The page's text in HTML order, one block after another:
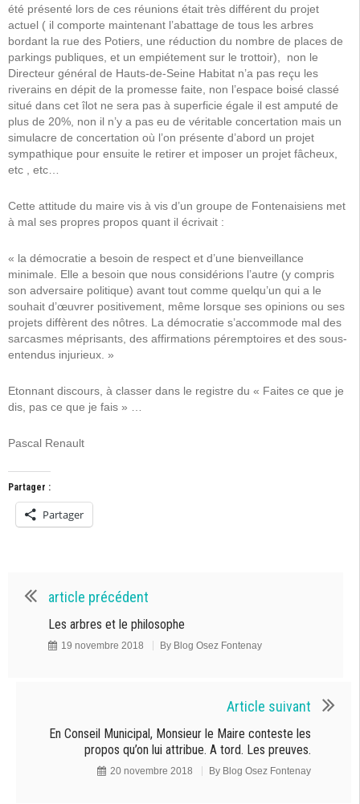
été présenté lors de ces réunions était très différent du projet
actuel ( il comporte maintenant l’abattage de tous les arbres
bordant la rue des Potiers, une réduction du nombre de places de
parkings publiques, et un empiétement sur le trottoir),
non le
Directeur général de Hauts-de-Seine Habitat n’a pas reçu les
riverains en dépit de la promesse faite, non l’espace boisé classé
situé dans cet îlot ne sera pas à superficie égale il est amputé de
plus de 20%, non il n’y a pas eu de véritable concertation mais un
simulacre de concertation où l’on présente d’abord un projet
sympathique pour ensuite le retirer et imposer un projet fâcheux,
etc , etc…
Cette attitude du maire vis à vis d’un groupe de Fontenaisiens met
à mal ses propres propos quant il écrivait :
« la démocratie a besoin de respect et d’une bienveillance
minimale. Elle a besoin que nous considérions l’autre (y compris
son adversaire politique) avant tout comme quelqu’un qui a le
souhait d’œuvrer positivement, même lorsque ses opinions ou ses
projets diffèrent des nôtres. La démocratie s’accommode mal des
sarcasmes méprisants, des affirmations péremptoires et des sous-
entendus injurieux. »
Etonnant discours, à classer dans le registre du « Faites ce que je
dis, pas ce que je fais » …
Pascal Renault
Partager :
Partager
article précédent
Les arbres et le philosophe
19 novembre 2018 By Blog Osez Fontenay
Article suivant
En Conseil Municipal, Monsieur le Maire conteste les
propos qu’on lui attribue. A tord. Les preuves.
20 novembre 2018 By Blog Osez Fontenay